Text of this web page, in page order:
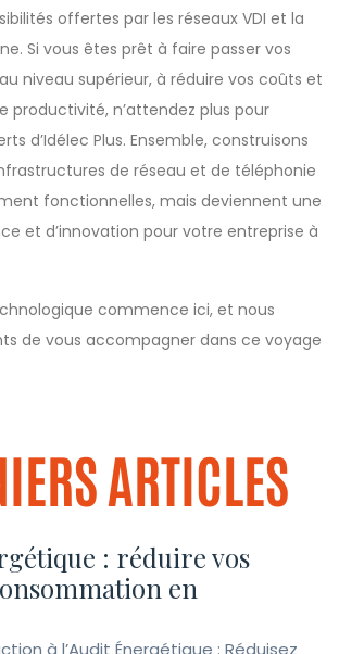
offertes par les réseaux VDI et la
Si vous êtes prêt à faire passer vos
niveau supérieur, à réduire vos coûts et
productivité, n’attendez plus pour
d’Idélec Plus. Ensemble, construisons
de réseau et de téléphonie
fonctionnelles, mais deviennent une
et d’innovation pour votre entreprise à
commence ici, et nous
de vous accompagner dans ce voyage
ARTICLES
: réduire vos
en
à l’Audit Énergétique : Réduisez